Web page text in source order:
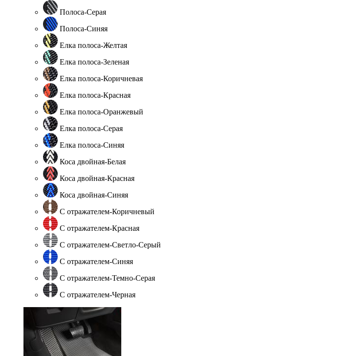
Полоса-Серая
Полоса-Синяя
Елка полоса-Желтая
Елка полоса-Зеленая
Елка полоса-Коричневая
Елка полоса-Красная
Елка полоса-Оранжевый
Елка полоса-Серая
Елка полоса-Синяя
Коса двойная-Белая
Коса двойная-Красная
Коса двойная-Синяя
С отражателем-Коричневый
С отражателем-Красная
С отражателем-Светло-Серый
С отражателем-Синяя
С отражателем-Темно-Серая
С отражателем-Черная